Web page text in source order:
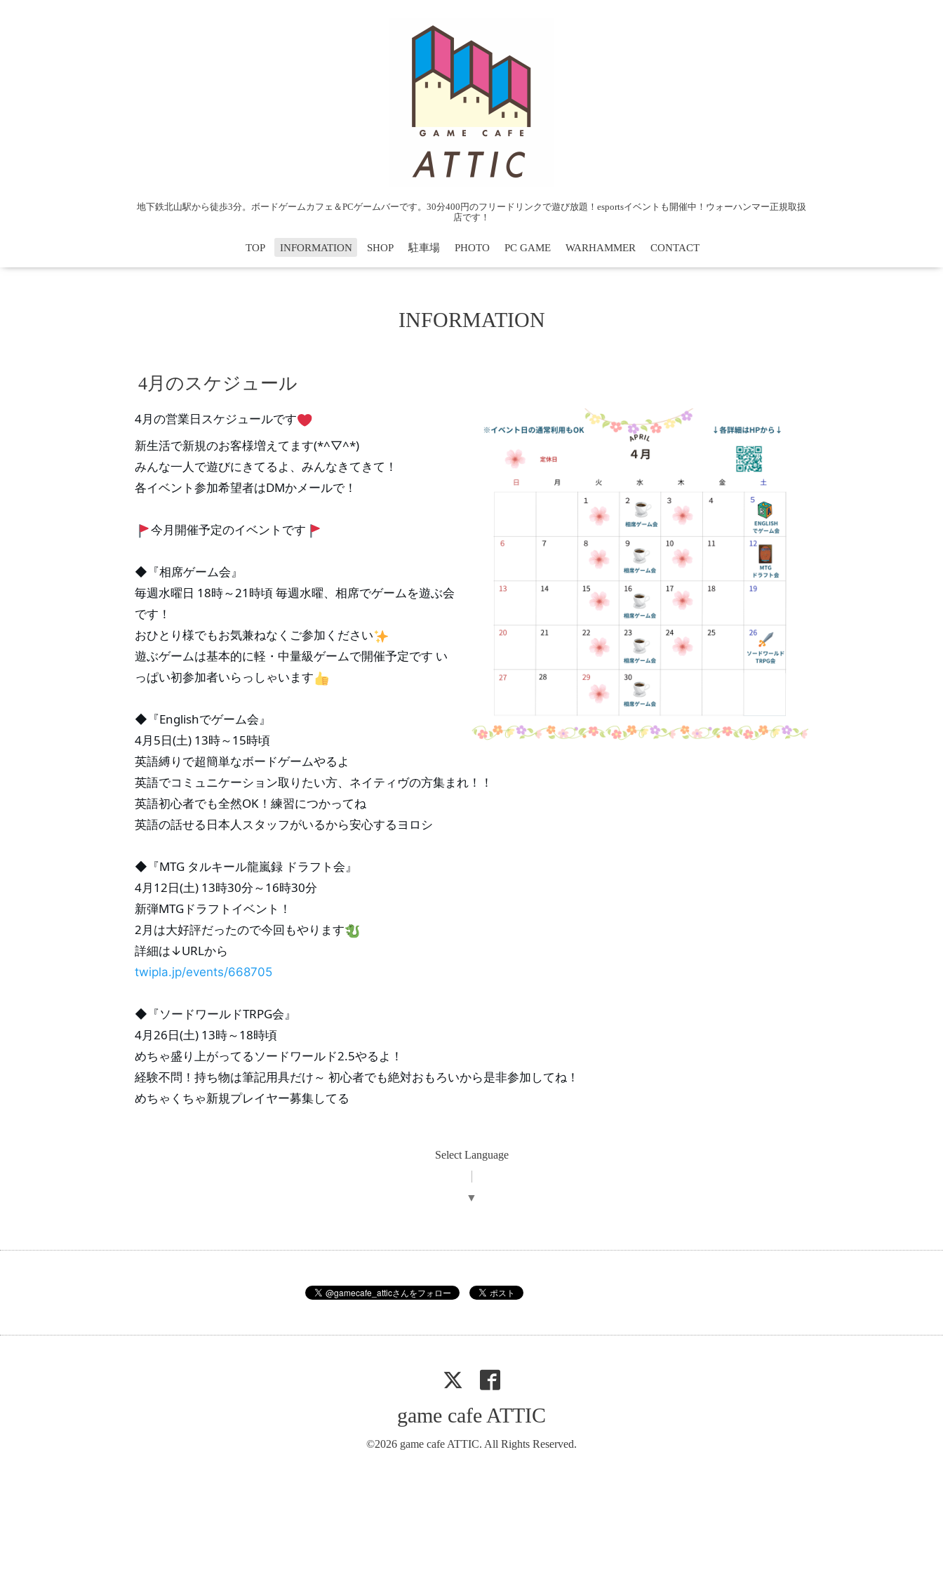
地下鉄北山駅から徒歩3分。ボードゲームカフェ＆PCゲームバーです。30分400円のフリードリンクで遊び放題！esportsイベントも開催中！ウォーハンマー正規取扱
店です！
TOP INFORMATION SHOP 駐車場 PHOTO PC GAME WARHAMMER CONTACT
INFORMATION
4月のスケジュール
4月の営業日スケジュールです
新生活で新規のお客様増えてます(*^▽^*)
みんな一人で遊びにきてるよ、みんなきてきて！
各イベント参加希望者はDMかメールで！
今月開催予定のイベントです
◆『相席ゲーム会』
毎週水曜日 18時～21時頃 毎週水曜、相席でゲームを遊ぶ会
です！
おひとり様でもお気兼ねなくご参加ください
遊ぶゲームは基本的に軽・中量級ゲームで開催予定です い
っぱい初参加者いらっしゃいます
◆『Englishでゲーム会』
4月5日(土) 13時～15時頃
英語縛りで超簡単なボードゲームやるよ
英語でコミュニケーション取りたい方、ネイティヴの方集まれ！！
英語初心者でも全然OK！練習につかってね
英語の話せる日本人スタッフがいるから安心するヨロシ
◆『MTG タルキール龍嵐録 ドラフト会』
4月12日(土) 13時30分～16時30分
新弾MTGドラフトイベント！
2月は大好評だったので今回もやります
詳細は↓URLから
twipla.jp/events/668705
◆『ソードワールドTRPG会』
4月26日(土) 13時～18時頃
めちゃ盛り上がってるソードワールド2.5やるよ！
経験不問！持ち物は筆記用具だけ～ 初心者でも絶対おもろいから是非参加してね！
めちゃくちゃ新規プレイヤー募集してる
Select Language
▼
game cafe ATTIC
©2026 game cafe ATTIC. All Rights Reserved.